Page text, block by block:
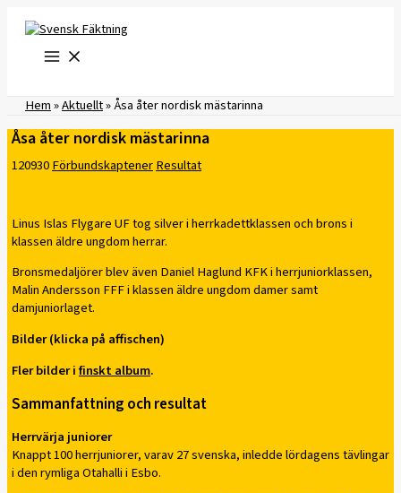
innehåll
Hem»Aktuellt»Åsa åter nordisk mästarinna
Åsa åter nordisk mästarinna
120930FörbundskaptenerResultat
Linus Islas Flygare UF tog silver i herrkadettklassen och brons i
klassen äldre ungdom herrar.
Bronsmedaljörer blev även Daniel Haglund KFK i herrjuniorklassen,
Malin Andersson FFF i klassen äldre ungdom damer samt
damjuniorlaget.
Bilder (klicka på affischen)
Fler bilder ifinskt album.
Sammanfattning och resultat
Herrvärja juniorer
Knappt 100 herrjuniorer, varav 27 svenska, inledde lördagens tävlingar
i den rymliga Otahalli i Esbo.